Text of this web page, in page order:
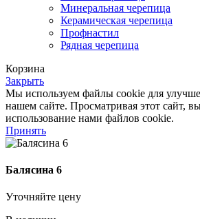
Минеральная черепица
Керамическая черепица
Профнастил
Рядная черепица
Корзина
Закрыть
Мы используем файлы cookie для
нашем сайте. Просматривая этот сайт,
использование нами файлов cookie.
Принять
Балясина 6
Уточняйте цену